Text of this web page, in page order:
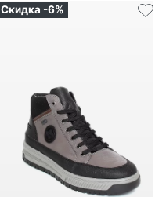
Скидка -6%